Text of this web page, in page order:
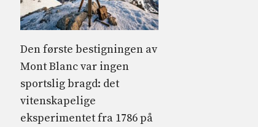
Den første bestigningen av
Mont Blanc var ingen
sportslig bragd: det
vitenskapelige
eksperimentet fra 1786 på